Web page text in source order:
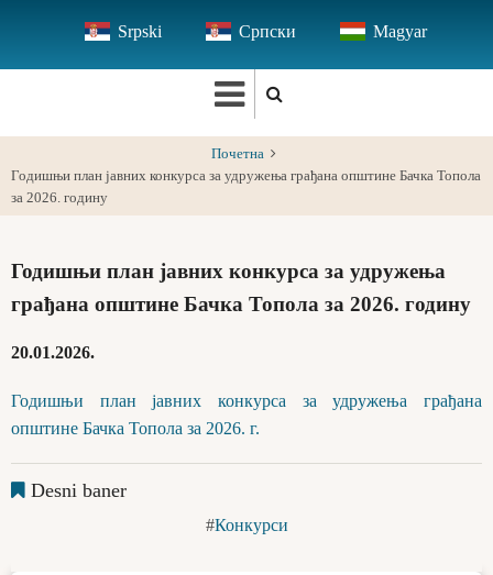
main
Srpski Српски Magyar
Почетна
Годишњи план јавних конкурса за удружења грађана општине Бачка Топола
за 2026. годину
Годишњи план јавних конкурса за удружења
грађана општине Бачка Топола за 2026. годину
20.01.2026.
Годишњи план јавних конкурса за удружења грађана
општине Бачка Топола за 2026. г.
Desni baner
Конкурси